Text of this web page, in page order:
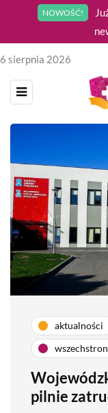
NOWOŚĆ!
6 sierpnia 2026
aktualności
pilnie